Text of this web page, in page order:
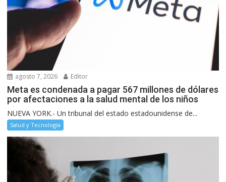
agosto 7, 2026 Editor
Meta es condenada a pagar 567 millones de dólares
por afectaciones a la salud mental de los niños
NUEVA YORK.- Un tribunal del estado estadounidense de...
Salud y Tecnología